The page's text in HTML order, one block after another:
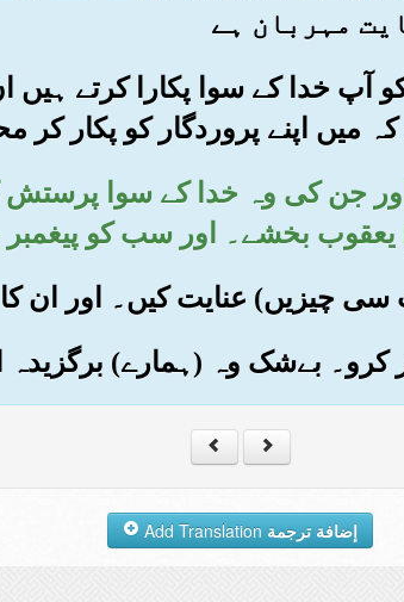
مہربان ہے
آپ خدا کے سوا پکارا کرتے ہیں
میں اپنے پروردگار کو پکار کر
اور جن کی وہ خدا کے سوا پرستش
بخشے۔ اور سب کو پیغمبر
إضافة ترجمة